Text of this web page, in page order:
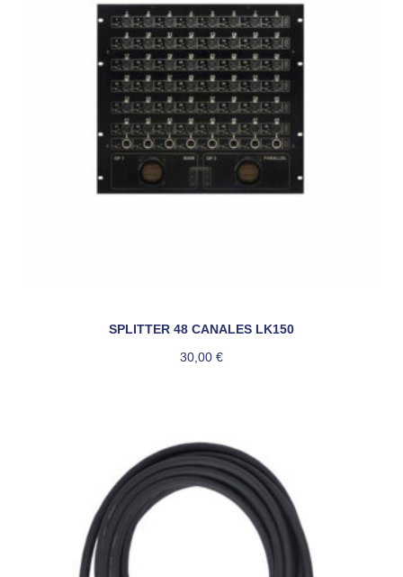
SPLITTER 48 CANALES LK150
30,00 €